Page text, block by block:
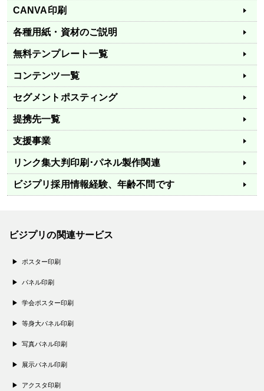
CANVA印刷
各種用紙・資材のご説明
無料テンプレート一覧
コンテンツ一覧
セグメントポスティング
提携先一覧
支援事業
リンク集大判印刷･パネル製作関連
ビジプリ採用情報経験、年齢不問です
ビジプリの関連サービス
ポスター印刷
パネル印刷
学会ポスター印刷
等身大パネル印刷
写真パネル印刷
展示パネル印刷
アクスタ印刷